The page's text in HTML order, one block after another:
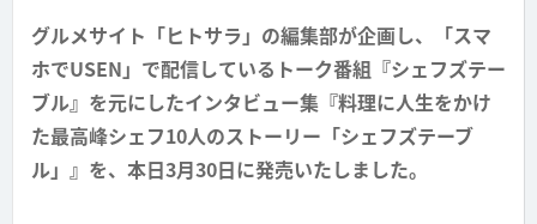
グルメサイト「ヒトサラ」の編集部が企画し、「スマ
ホでUSEN」で配信しているトーク番組『シェフズテー
ブル』を元にしたインタビュー集『料理に人生をかけ
た最高峰シェフ10人のストーリー「シェフズテーブ
ル」』を、本日3月30日に発売いたしました。